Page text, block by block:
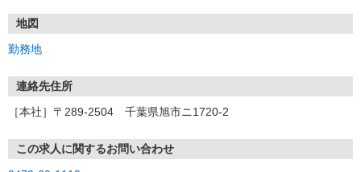
ますのでご了承ください。
地図
勤務地
連絡先住所
［本社］〒289-2504 千葉県旭市ニ1720-2
この求人に関するお問い合わせ